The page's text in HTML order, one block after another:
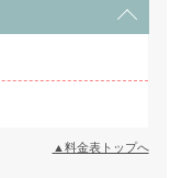
▲料金表トップへ